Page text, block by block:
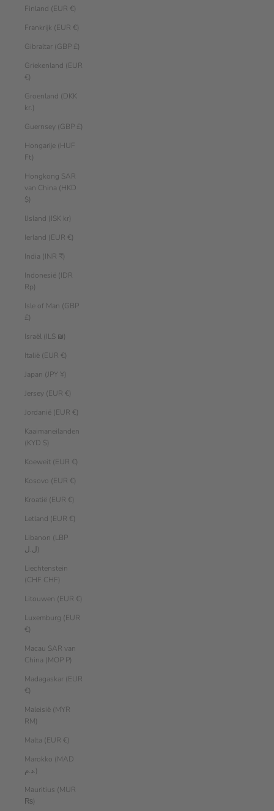
Finland (EUR €)
Frankrijk (EUR €)
Gibraltar (GBP £)
Griekenland (EUR
€)
Groenland (DKK
kr.)
Guernsey (GBP £)
Hongarije (HUF
Ft)
Hongkong SAR
van China (HKD
$)
IJsland (ISK kr)
Ierland (EUR €)
India (INR ₹)
Indonesië (IDR
Rp)
Isle of Man (GBP
£)
Israël (ILS ₪)
Italië (EUR €)
Japan (JPY ¥)
Jersey (EUR €)
Jordanië (EUR €)
Kaaimaneilanden
(KYD $)
Koeweit (EUR €)
Kosovo (EUR €)
Kroatië (EUR €)
Letland (EUR €)
Libanon (LBP
ل.ل)
Liechtenstein
(CHF CHF)
Litouwen (EUR €)
Luxemburg (EUR
€)
Macau SAR van
China (MOP P)
Madagaskar (EUR
€)
Maleisië (MYR
RM)
Malta (EUR €)
Marokko (MAD
د.م.)
Mauritius (MUR
₨)